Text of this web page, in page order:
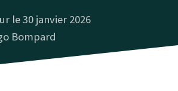
le 30 janvier 2026
Bompard